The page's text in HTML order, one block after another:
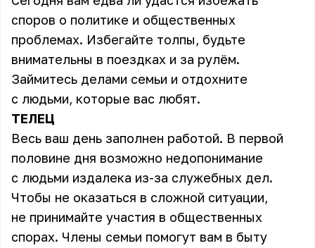
споров о политике и общественных
проблемах. Избегайте толпы, будьте
внимательны в поездках и за рулём.
Займитесь делами семьи и отдохните
с людьми, которые вас любят.
ТЕЛЕЦ
Весь ваш день заполнен работой. В первой
половине дня возможно недопонимание
с людьми издалека из-за служебных дел.
Чтобы не оказаться в сложной ситуации,
не принимайте участия в общественных
спорах. Члены семьи помогут вам в быту